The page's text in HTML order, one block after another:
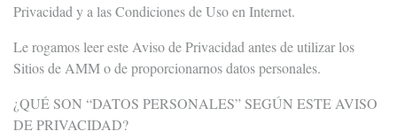
Privacidad y a las Condiciones de Uso en Internet.
Le rogamos leer este Aviso de Privacidad antes de utilizar los
Sitios de AMM o de proporcionarnos datos personales.
¿QUÉ SON “DATOS PERSONALES” SEGÚN ESTE AVISO
DE PRIVACIDAD?